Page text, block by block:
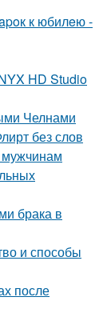
к юбилeю -
HD Studio
Челнами
без слов
брака в
и способы
после